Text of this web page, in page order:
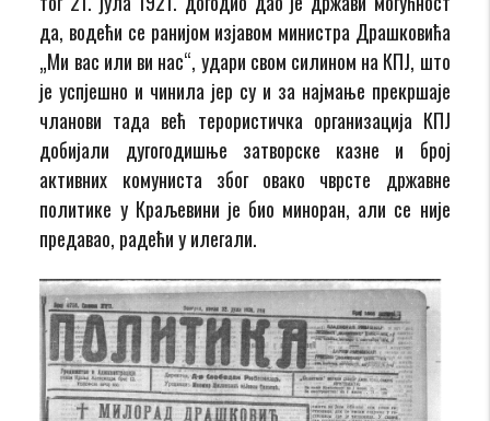
да, водећи се ранијом изјавом министра Драшковића
„Ми вас или ви нас“, удари свом силином на КПЈ, што
је успјешно и чинила јер су и за најмање прекршаје
чланови тада већ терористичка организација КПЈ
добијали дугогодишње затворске казне и број
активних комуниста због овако чврсте државне
политике у Краљевини је био миноран, али се није
предавао, радећи у илегали.